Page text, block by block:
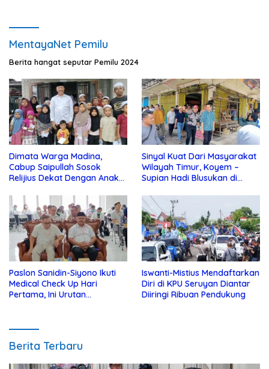
MentayaNet Pemilu
Berita hangat seputar Pemilu 2024
Dimata Warga Madina,
Cabup Saipullah Sosok
Relijius Dekat Dengan Anak
Sinyal Kuat Dari Masyarakat
Wilayah Timur, Koyem –
Supian Hadi Blusukan di
Paslon Sanidin-Siyono Ikuti
Medical Check Up Hari
Pertama, Ini Urutan
Iswanti-Mistius Mendaftarkan
Diri di KPU Seruyan Diantar
Diiringi Ribuan Pendukung
Berita Terbaru